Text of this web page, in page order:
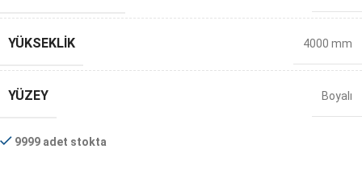
YÜKSEKLIK 4000 mm
YÜZEY Boyalı
9999 adet stokta